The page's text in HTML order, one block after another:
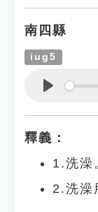
南四縣
iug5
釋義：
1.洗澡
2.洗澡